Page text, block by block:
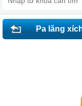
Pa lăng